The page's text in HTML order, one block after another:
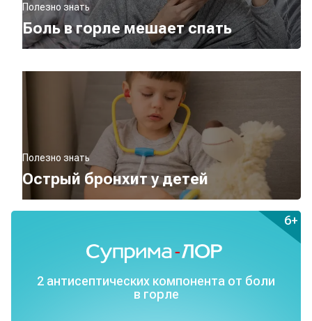
Полезно знать
Боль в горле мешает спать
Полезно знать
Острый бронхит у детей
6+
2 антисептических компонента от боли
в горле